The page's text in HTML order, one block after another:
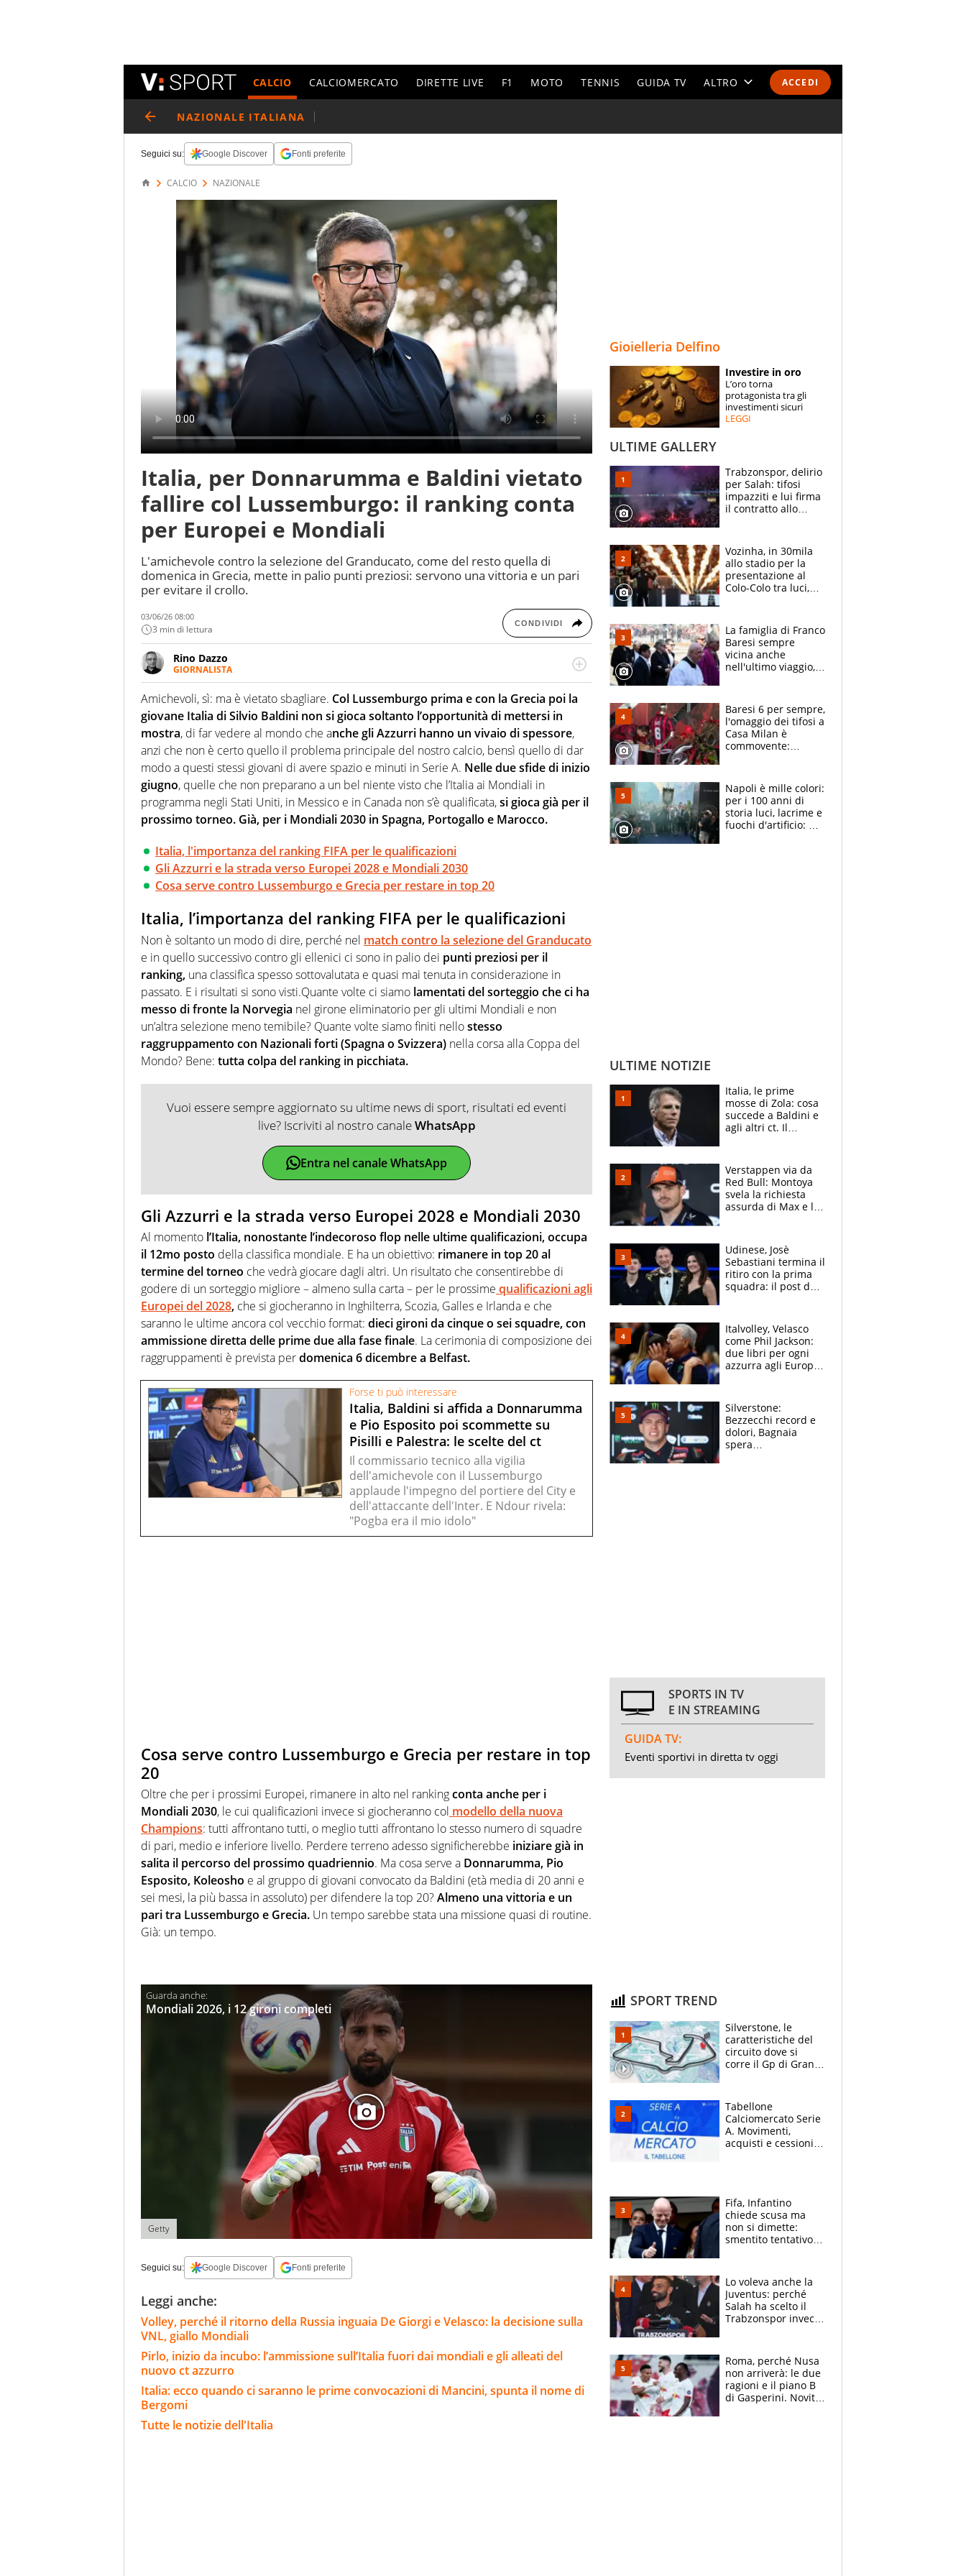
ACCEDI
CALCIO CALCIOMERCATO DIRETTE LIVE F1 MOTO TENNIS GUIDA TV ALTRO
ESPERTI
CONTATTI
NAZIONALE ITALIANA
Seguici su: Google Discover Fonti preferite
CALCIO NAZIONALE
Italia, per Donnarumma e Baldini vietato
fallire col Lussemburgo: il ranking conta
per Europei e Mondiali
L'amichevole contro la selezione del Granducato, come del resto quella di
domenica in Grecia, mette in palio punti preziosi: servono una vittoria e un pari
per evitare il crollo.
03/06/26 08:00
3 min di lettura CONDIVIDI
Rino Dazzo
GIORNALISTA
Se mai ci fosse modo di traslare il glossario del calcio in una nicchia di esperti, lui ne
farebbe parte. Non si perde una svista arbitrale né gli umori social del mondo delle
curve
Amichevoli, sì: ma è vietato sbagliare. Col Lussemburgo prima e con la Grecia poi la
giovane Italia di Silvio Baldini non si gioca soltanto l’opportunità di mettersi in
mostra, di far vedere al mondo che anche gli Azzurri hanno un vivaio di spessore,
anzi che non è certo quello il problema principale del nostro calcio, bensì quello di dar
modo a questi stessi giovani di avere spazio e minuti in Serie A. Nelle due sfide di inizio
giugno, quelle che non preparano a un bel niente visto che l’Italia ai Mondiali in
programma negli Stati Uniti, in Messico e in Canada non s’è qualificata,si gioca già per il
prossimo torneo. Già, per i Mondiali 2030 in Spagna, Portogallo e Marocco.
Italia, l'importanza del ranking FIFA per le qualificazioni
Gli Azzurri e la strada verso Europei 2028 e Mondiali 2030
Cosa serve contro Lussemburgo e Grecia per restare in top 20
Italia, l’importanza del ranking FIFA per le qualificazioni
Non è soltanto un modo di dire, perché nel match contro la selezione del Granducato
e in quello successivo contro gli ellenici ci sono in palio dei punti preziosi per il
ranking, una classifica spesso sottovalutata e quasi mai tenuta in considerazione in
passato. E i risultati si sono visti.Quante volte ci siamo lamentati del sorteggio che ci ha
messo di fronte la Norvegia nel girone eliminatorio per gli ultimi Mondiali e non
un’altra selezione meno temibile? Quante volte siamo finiti nellostesso
raggruppamento con Nazionali forti (Spagna o Svizzera) nella corsa alla Coppa del
Mondo? Bene: tutta colpa del ranking in picchiata.
Vuoi essere sempre aggiornato su ultime news di sport, risultati ed eventi
live? Iscriviti al nostro canaleWhatsApp
Entra nel canale WhatsApp
Gli Azzurri e la strada verso Europei 2028 e Mondiali 2030
Al momento l’Italia, nonostante l’indecoroso flop nelle ultime qualificazioni, occupa
il 12mo posto della classifica mondiale. E ha un obiettivo: rimanere in top 20 al
termine del torneo che vedrà giocare dagli altri. Un risultato che consentirebbe di
godere di un sorteggio migliore – almeno sulla carta – per le prossime qualificazioni agli
Europei del 2028, che si giocheranno in Inghilterra, Scozia, Galles e Irlanda e che
saranno le ultime ancora col vecchio format: dieci gironi da cinque o sei squadre, con
ammissione diretta delle prime due alla fase finale. La cerimonia di composizione dei
raggruppamenti è prevista perdomenica 6 dicembre a Belfast.
Forse ti può interessare
Italia, Baldini si affida a Donnarumma
e Pio Esposito poi scommette su
Pisilli e Palestra: le scelte del ct
Il commissario tecnico alla vigilia
dell'amichevole con il Lussemburgo
applaude l'impegno del portiere del City e
dell'attaccante dell'Inter. E Ndour rivela:
"Pogba era il mio idolo"
Cosa serve contro Lussemburgo e Grecia per restare in top
20
Oltre che per i prossimi Europei, rimanere in alto nel rankingconta anche per i
Mondiali 2030, le cui qualificazioni invece si giocheranno col modello della nuova
Champions: tutti affrontano tutti, o meglio tutti affrontano lo stesso numero di squadre
di pari, medio e inferiore livello. Perdere terreno adesso significherebbe iniziare già in
salita il percorso del prossimo quadriennio. Ma cosa serve a Donnarumma, Pio
Esposito, Koleosho e al gruppo di giovani convocato da Baldini (età media di 20 anni e
sei mesi, la più bassa in assoluto) per difendere la top 20? Almeno una vittoria e un
pari tra Lussemburgo e Grecia. Un tempo sarebbe stata una missione quasi di routine.
Già: un tempo.
Mondiali 2026, i 12 gironi completi
Getty
Seguici su: Google Discover Fonti preferite
Leggi anche:
Volley, perché il ritorno della Russia inguaia De Giorgi e Velasco: la decisione sulla
VNL, giallo Mondiali
Pirlo, inizio da incubo: l’ammissione sull’Italia fuori dai mondiali e gli alleati del
nuovo ct azzurro
Italia: ecco quando ci saranno le prime convocazioni di Mancini, spunta il nome di
Bergomi
Tutte le notizie dell'Italia
Gioielleria Delfino
Investire in oro
L’oro torna
protagonista tra gli
investimenti sicuri
LEGGI
ULTIME GALLERY
Trabzonspor, delirio
per Salah: tifosi
impazziti e lui firma
il contratto allo
Vozinha, in 30mila
allo stadio per la
presentazione al
Colo-Colo tra luci,
La famiglia di Franco
Baresi sempre
vicina anche
nell'ultimo viaggio,
circondati
dall'affetto dei tifosi
Baresi 6 per sempre,
l'omaggio dei tifosi a
Casa Milan è
commovente:
bigliettini
Napoli è mille colori:
per i 100 anni di
storia luci, lacrime e
fuochi d'artificio: De
ULTIME NOTIZIE
Italia, le prime
mosse di Zola: cosa
succede a Baldini e
agli altri ct. Il
azzurri
Verstappen via da
Red Bull: Montoya
svela la richiesta
assurda di Max e lo
McLaren siano
meglio?”
Udinese, Josè
Sebastiani termina il
ritiro con la prima
squadra: il post del
sfondo
Italvolley, Velasco
come Phil Jackson:
due libri per ogni
azzurra agli Europei.
Silverstone:
Bezzecchi record e
dolori, Bagnaia
spera
SPORTS IN TV
E IN STREAMING
GUIDA TV:
Eventi sportivi in diretta tv oggi
SPORT TREND
Silverstone, le
caratteristiche del
circuito dove si
corre il Gp di Gran
Tabellone
Calciomercato Serie
A. Movimenti,
acquisti e cessioni:
Fifa, Infantino
chiede scusa ma
non si dimette:
smentito tentativo di
Lo voleva anche la
Juventus: perché
Salah ha scelto il
Trabzonspor invece
Roma, perché Nusa
non arriverà: le due
ragioni e il piano B
di Gasperini. Novità